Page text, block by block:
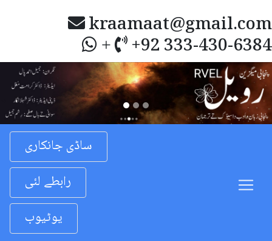
kraamaat@gmail.com
+ +92 333-430-6384
Previous
ساڈی جانکاری
رابطے لئی
یوٹیوب